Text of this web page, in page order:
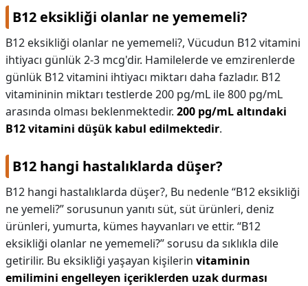
B12 eksikliği olanlar ne yememeli?
B12 eksikliği olanlar ne yememeli?, Vücudun B12 vitamini
ihtiyacı günlük 2-3 mcg'dir. Hamilelerde ve emzirenlerde
günlük B12 vitamini ihtiyacı miktarı daha fazladır. B12
vitamininin miktarı testlerde 200 pg/mL ile 800 pg/mL
arasında olması beklenmektedir. 200 pg/mL altındaki
B12 vitamini düşük kabul edilmektedir.
B12 hangi hastalıklarda düşer?
B12 hangi hastalıklarda düşer?, Bu nedenle “B12 eksikliği
ne yemeli?” sorusunun yanıtı süt, süt ürünleri, deniz
ürünleri, yumurta, kümes hayvanları ve ettir. “B12
eksikliği olanlar ne yememeli?” sorusu da sıklıkla dile
getirilir. Bu eksikliği yaşayan kişilerin vitaminin
emilimini engelleyen içeriklerden uzak durması